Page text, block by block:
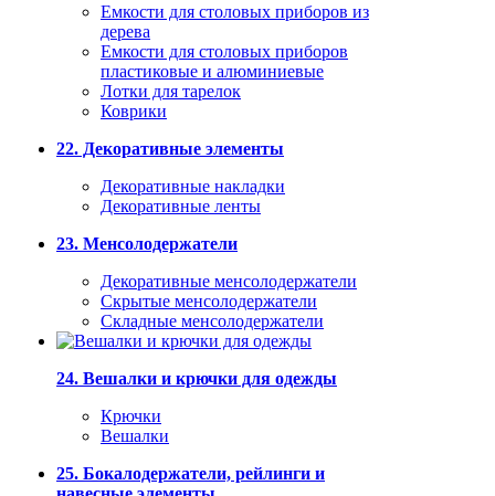
Емкости для столовых приборов из
дерева
Емкости для столовых приборов
пластиковые и алюминиевые
Лотки для тарелок
Коврики
22. Декоративные элементы
Декоративные накладки
Декоративные ленты
23. Менсолодержатели
Декоративные менсолодержатели
Скрытые менсолодержатели
Складные менсолодержатели
24. Вешалки и крючки для одежды
Крючки
Вешалки
25. Бокалодержатели, рейлинги и